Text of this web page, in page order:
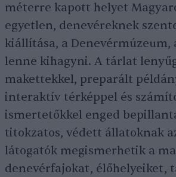
méterre kapott helyet
egyetlen, denevéreknek
kiállítása, a Denevérmúzeum,
lenne kihagyni. A tárlat
makettekkel, preparált
interaktív térképpel és
ismertetőkkel enged
titokzatos, védett állatoknak
látogatók megismerhetik a
denevérfajokat, élőhelyeiket,